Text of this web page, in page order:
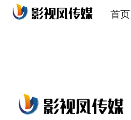
首页